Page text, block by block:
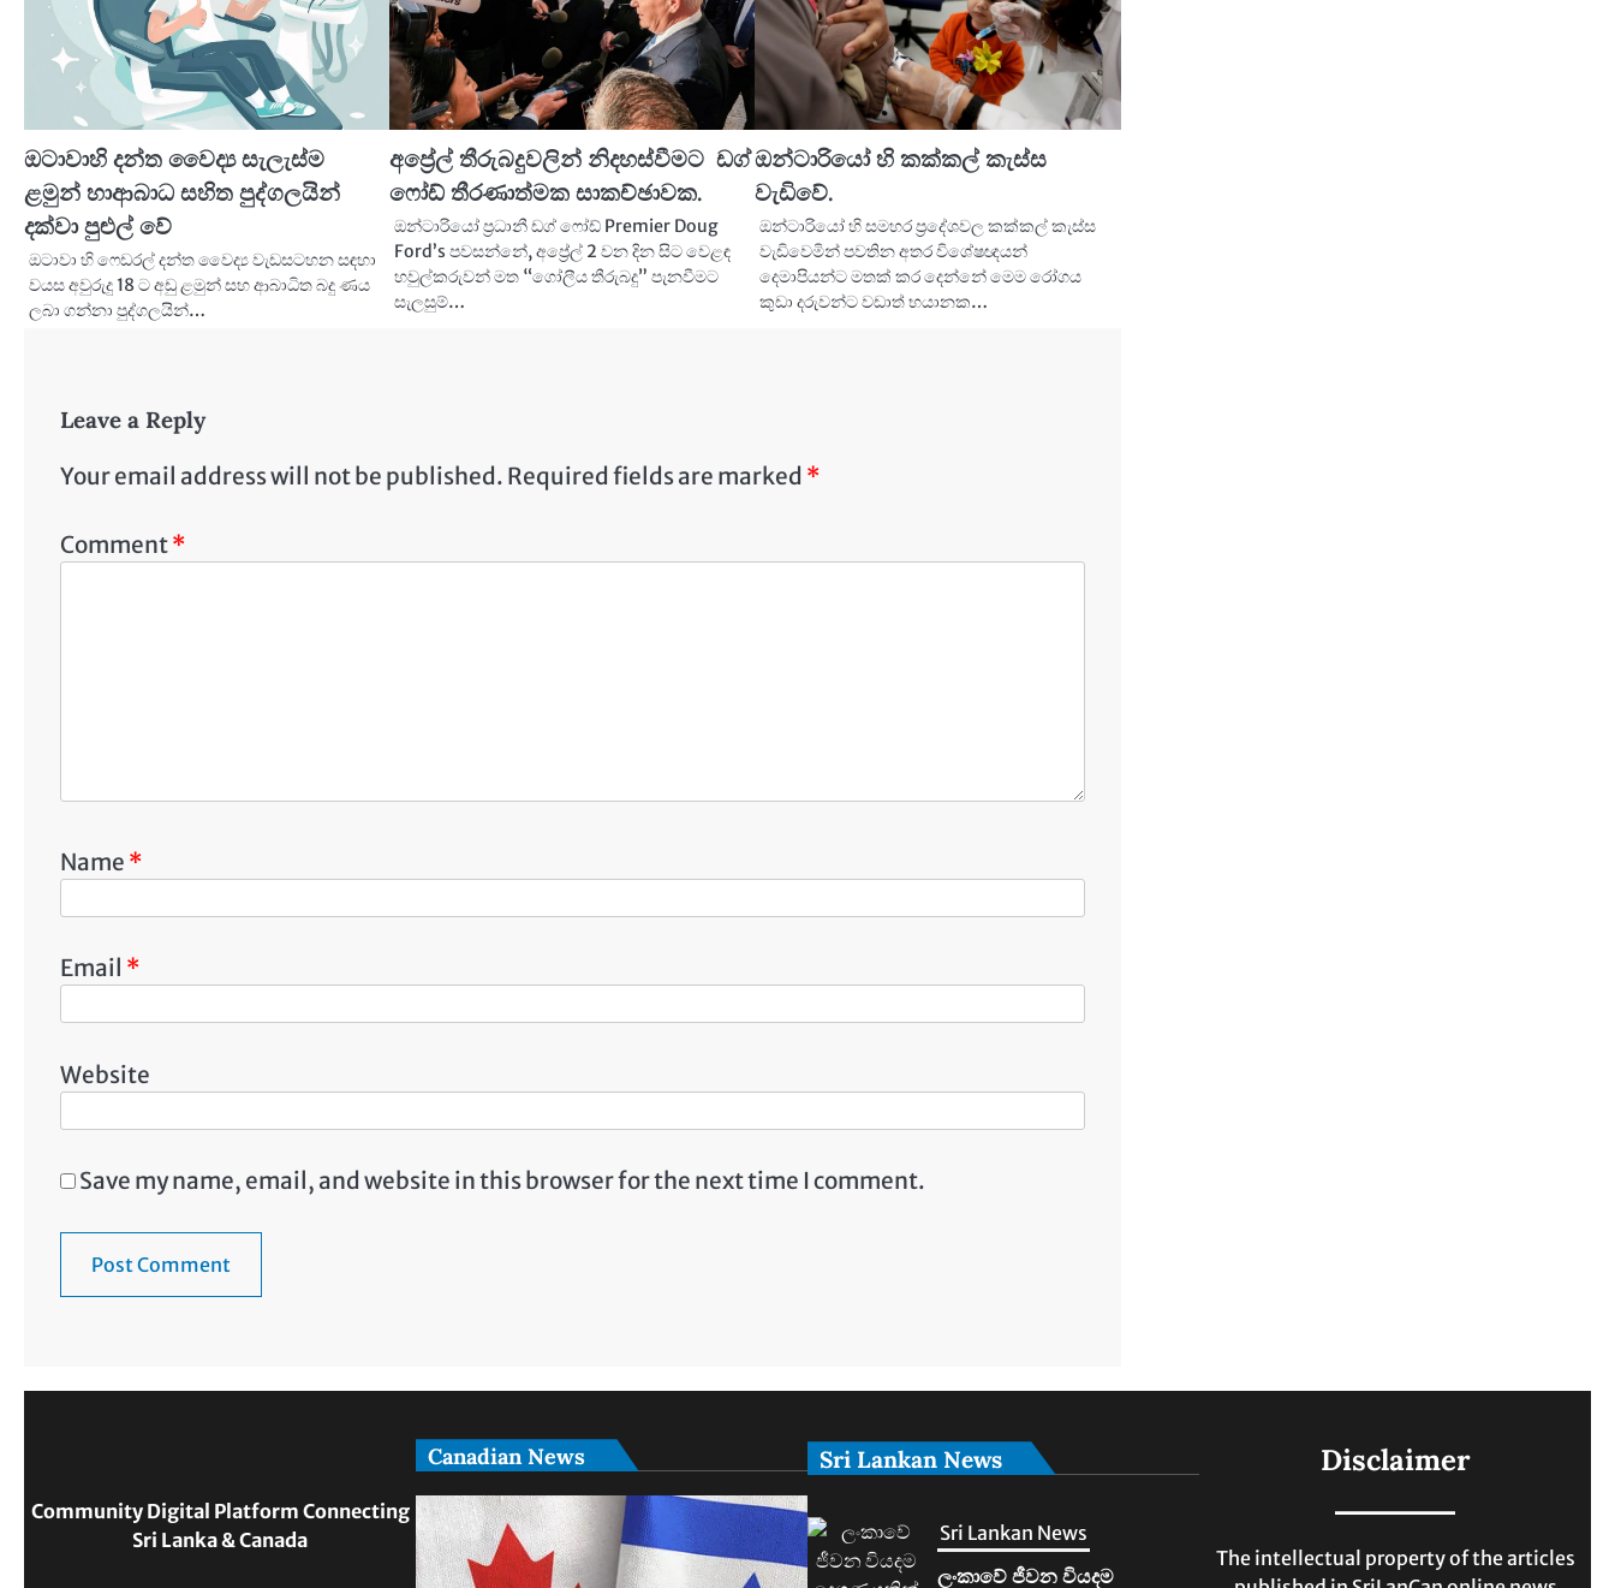
ඔටාවාහි දන්ත වෛද්‍ය සැලැස්ම
ළමුන් හාආබාධ සහිත පුද්ගලයින්
දක්වා පුළුල් වේ
ඔටාවා හි ෆෙඩරල් දන්ත වෛද්‍ය වැඩසටහන සඳහා
වයස අවුරුදු 18 ට අඩු ළමුන් සහ ආබාධිත බදු ණය
ලබා ගන්නා පුද්ගලයින්…
අප්‍රේල් තීරුබදුවලින් නිදහස්වීමට ඩග්
ෆෝඩ් තීරණාත්මක සාකච්ඡාවක.
ඔන්ටාරියෝ ප්‍රධානී ඩග් ෆෝඩ් Premier Doug
Ford’s පවසන්නේ, අප්‍රේල් 2 වන දින සිට වෙළඳ
හවුල්කරුවන් මත “ගෝලීය තීරුබදු” පැනවීමට
සැලසුම්…
ඔන්ටාරියෝ හි කක්කල් කැස්ස
වැඩිවේ.
ඔන්ටාරියෝ හි සමහර ප්‍රදේශවල කක්කල් කැස්ස
වැඩිවෙමින් පවතින අතර විශේෂඥයන්
දෙමාපියන්ට මතක් කර දෙන්නේ මෙම රෝගය
කුඩා දරුවන්ට වඩාත් භයානක…
Leave a Reply
Your email address will not be published. Required fields are marked *
Comment*
Name *
Email *
Website
Save my name, email, and website in this browser for the next time I comment.
Community Digital Platform Connecting
Sri Lanka & Canada
Canadian News Sri Lankan News
Sri Lankan News
මහින්දානන්දට 20යි. නලින්ට
Disclaimer
The intellectual property of the articles